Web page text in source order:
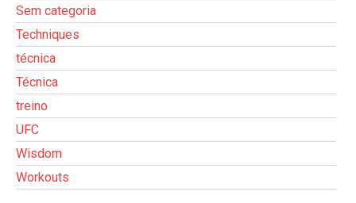
Sem categoria
Techniques
técnica
Técnica
treino
UFC
Wisdom
Workouts